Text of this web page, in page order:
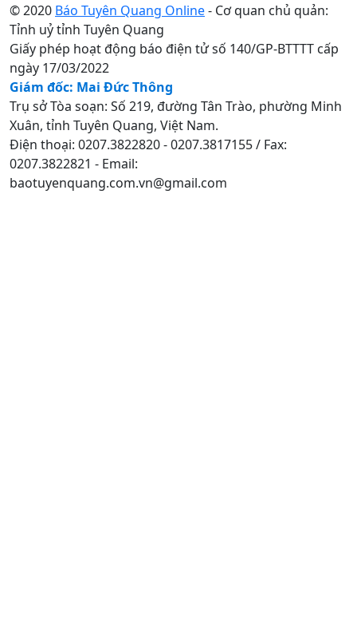
© 2020 Báo Tuyên Quang Online- Cơ quan chủ quản:
Tỉnh uỷ tỉnh Tuyên Quang
Giấy phép hoạt động báo điện tử số 140/GP-BTTTT cấp
ngày 17/03/2022
Giám đốc: Mai Đức Thông
Trụ sở Tòa soạn: Số 219, đường Tân Trào, phường Minh
Xuân, tỉnh Tuyên Quang, Việt Nam.
Điện thoại: 0207.3822820 - 0207.3817155 / Fax:
0207.3822821 - Email:
baotuyenquang.com.vn@gmail.com